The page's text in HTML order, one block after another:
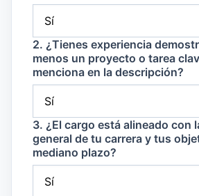
2. ¿Tienes experiencia
menos un proyecto o tarea
menciona en la descripción?
3. ¿El cargo está alineado con
general de tu carrera y tus
mediano plazo?